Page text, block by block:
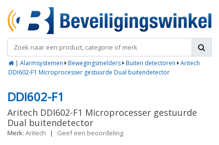
| Alarmsystemen Bewegingsmelders Buiten detectoren
Aritech
DDI602-F1 Microprocesser gestuurde Dual buitendetector
DDI602-F1
Aritech DDI602-F1 Microprocesser gestuurde
Dual buitendetector
Merk: Aritech | Geef een beoordeling